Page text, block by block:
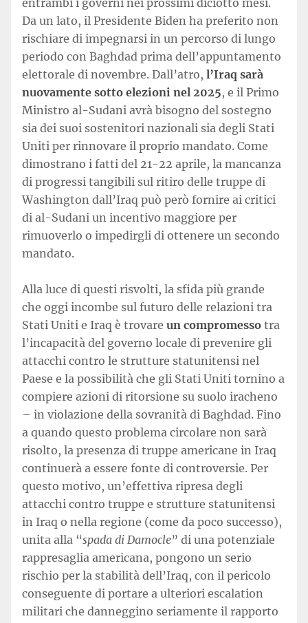
entrambi i governi nei prossimi diciotto mesi.
Da un lato, il Presidente Biden ha preferito non
rischiare di impegnarsi in un percorso di lungo
periodo con Baghdad prima dell’appuntamento
elettorale di novembre. Dall’atro, l’Iraq sarà
nuovamente sotto elezioni nel 2025, e il Primo
Ministro al-Sudani avrà bisogno del sostegno
sia dei suoi sostenitori nazionali sia degli Stati
Uniti per rinnovare il proprio mandato. Come
dimostrano i fatti del 21-22 aprile, la mancanza
di progressi tangibili sul ritiro delle truppe di
Washington dall’Iraq può però fornire ai critici
di al-Sudani un incentivo maggiore per
rimuoverlo o impedirgli di ottenere un secondo
mandato.
Alla luce di questi risvolti, la sfida più grande
che oggi incombe sul futuro delle relazioni tra
Stati Uniti e Iraq è trovare un compromesso tra
l’incapacità del governo locale di prevenire gli
attacchi contro le strutture statunitensi nel
Paese e la possibilità che gli Stati Uniti tornino a
compiere azioni di ritorsione su suolo iracheno
– in violazione della sovranità di Baghdad. Fino
a quando questo problema circolare non sarà
risolto, la presenza di truppe americane in Iraq
continuerà a essere fonte di controversie. Per
questo motivo, un’effettiva ripresa degli
attacchi contro truppe e strutture statunitensi
in Iraq o nella regione (come da poco successo),
unita alla “spada di Damocle” di una potenziale
rappresaglia americana, pongono un serio
rischio per la stabilità dell’Iraq, con il pericolo
conseguente di portare a ulteriori escalation
militari che danneggino seriamente il rapporto